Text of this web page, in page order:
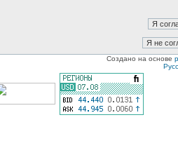
Создано на основе